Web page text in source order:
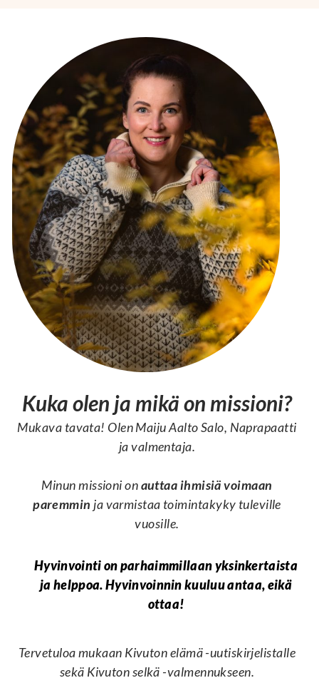
Kuka olen ja mikä on missioni?
Mukava tavata! Olen Maiju Aalto Salo, Naprapaatti
ja valmentaja.
Minun missioni onauttaa ihmisiä voimaan
paremmin ja varmistaa toimintakyky tuleville
vuosille.
Hyvinvointi on parhaimmillaan yksinkertaista
ja helppoa. Hyvinvoinnin kuuluu antaa, eikä
ottaa!
Tervetuloa mukaan Kivuton elämä -uutiskirjelistalle
sekä Kivuton selkä -valmennukseen.